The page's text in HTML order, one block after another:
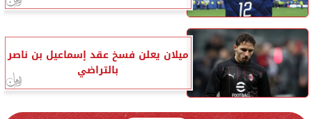
ميلان يعلن فسخ عقد إسماعيل بن ناصر
بالتراضي